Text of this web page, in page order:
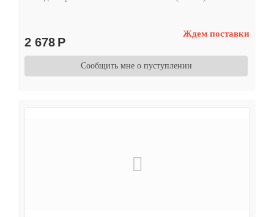
2 678 Р
Ждем поставки
Сообщить мне о пуступлении